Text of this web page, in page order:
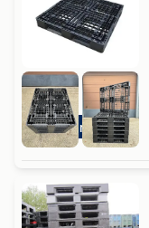
Retourdeals